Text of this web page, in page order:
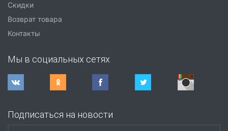
Скидки
Возврат товара
Контакты
Мы в социальных сетях
Подписаться на новости